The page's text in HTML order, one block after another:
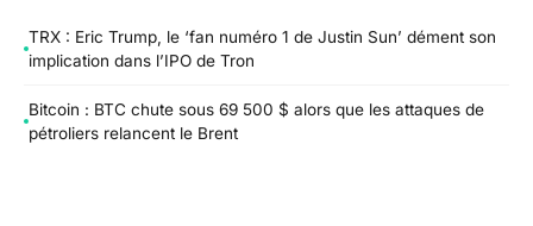
TRX : Eric Trump, le ‘fan numéro 1 de Justin Sun’ dément son
implication dans l’IPO de Tron
Bitcoin : BTC chute sous 69 500 $ alors que les attaques de
pétroliers relancent le Brent